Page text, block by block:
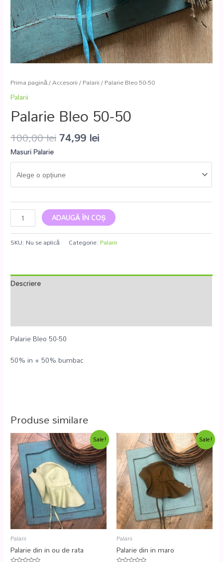
Prima pagină/Accesorii/Palarii/ Palarie Bleo 50-50
Palarii
Palarie Bleo 50-50
100,00lei74,99 lei
Masuri Palarie
ADAUGĂ ÎN COȘ
SKU: Nu se aplică Categorie:Palarii
Descriere
Palarie Bleo 50-50
50% in + 50% bumbac
Produse similare
Sale!
Palarii
Palarie din in ou de rata
Sale!
Palarii
Palarie din in maro